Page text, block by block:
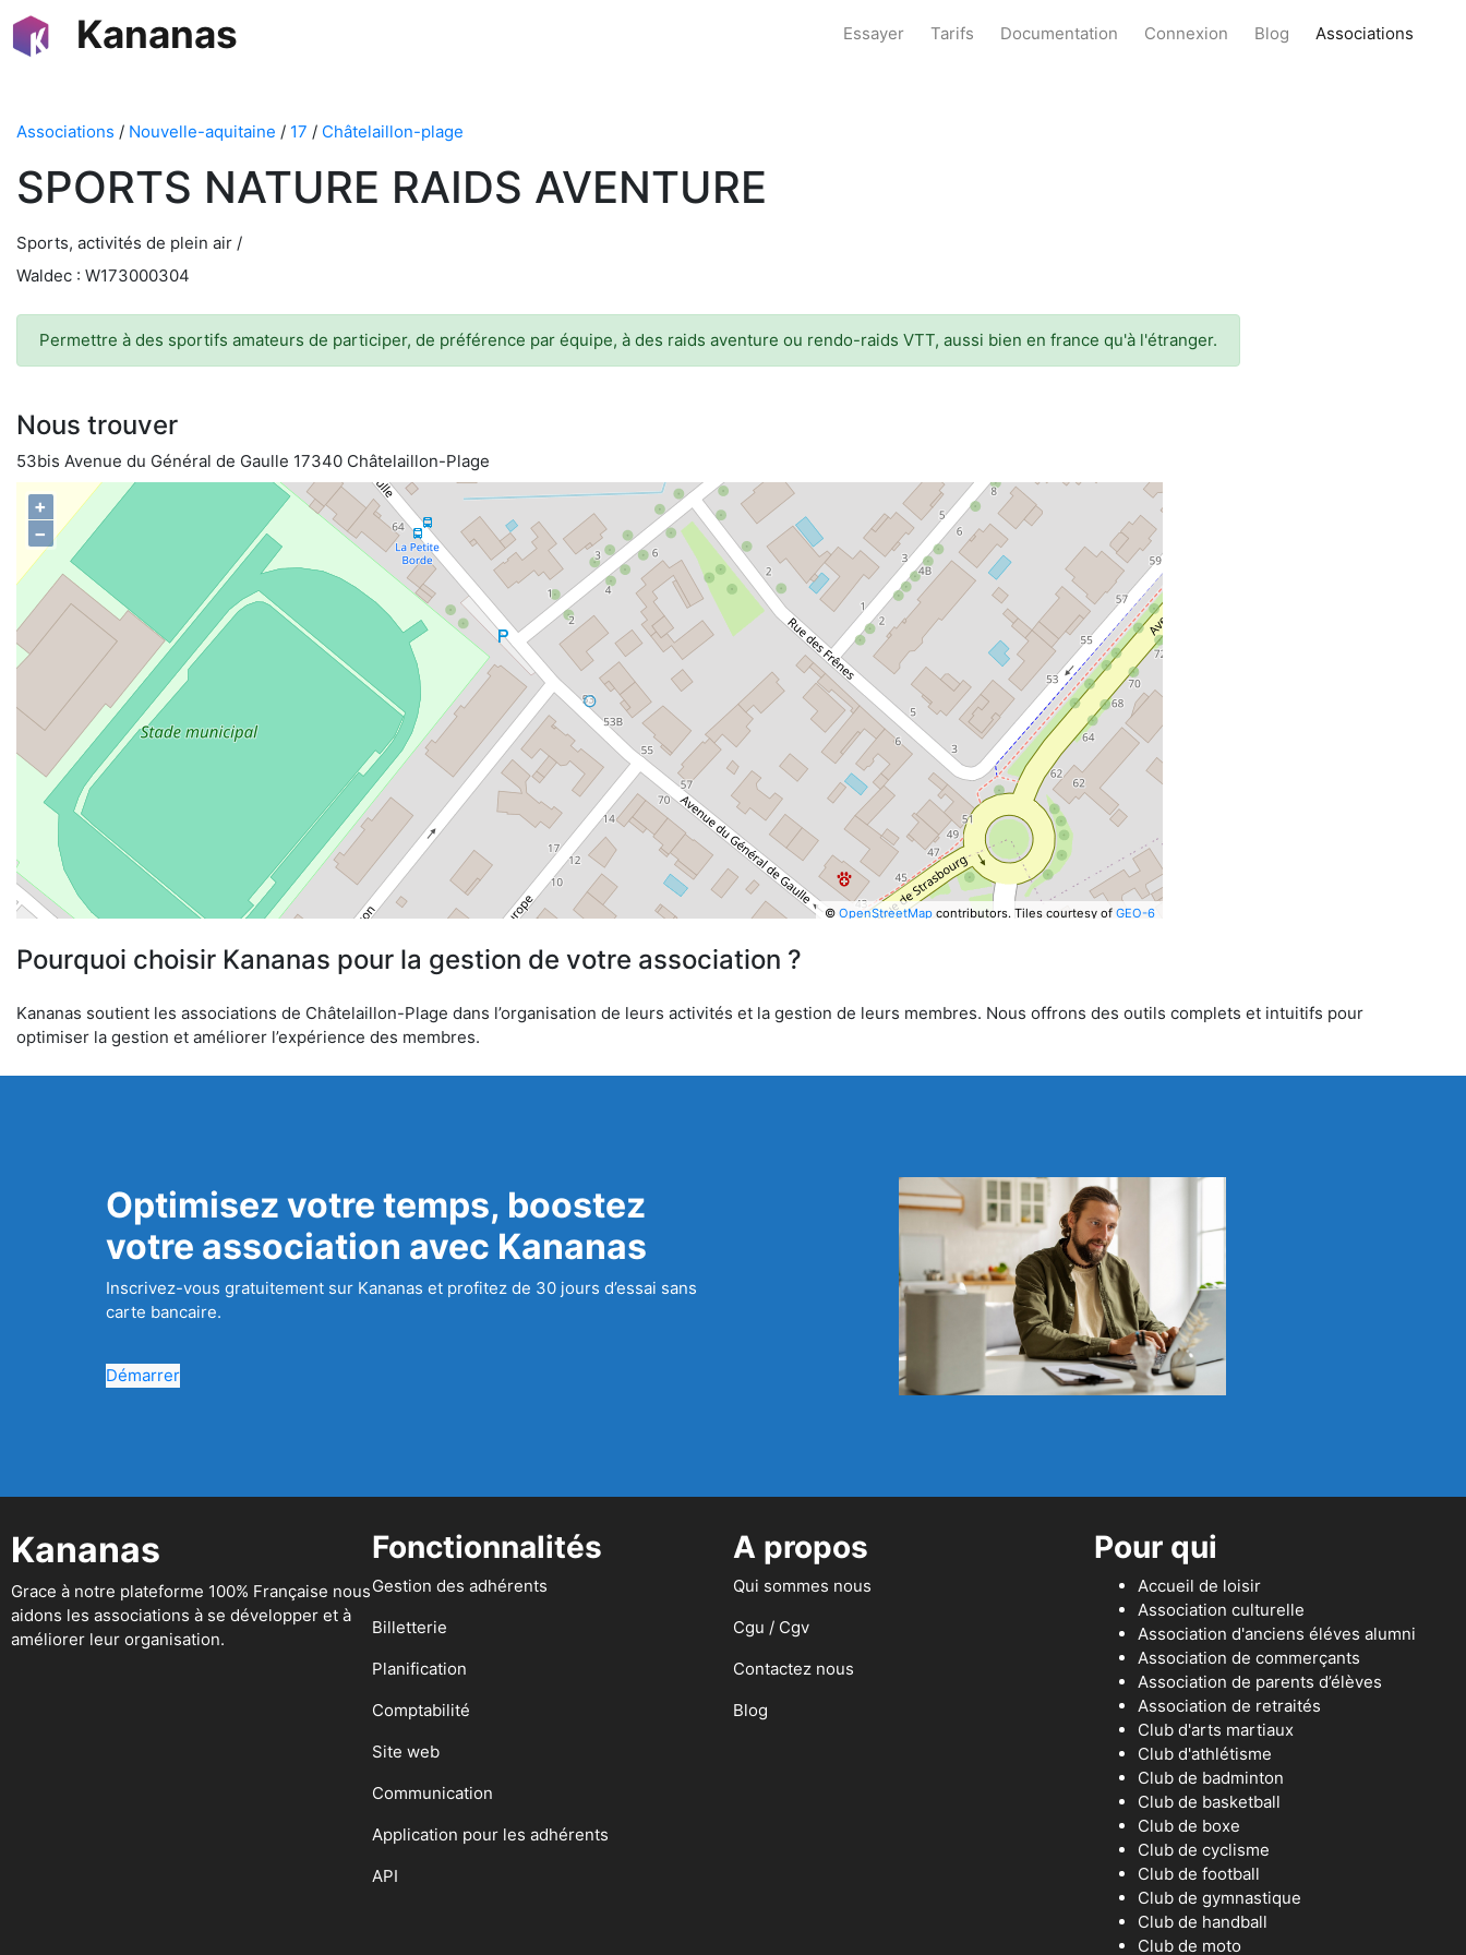
Kananas Essayer Tarifs Documentation Connexion Blog Associations
Associations / Nouvelle-aquitaine / 17 / Châtelaillon-plage
SPORTS NATURE RAIDS AVENTURE
Sports, activités de plein air /
Waldec : W173000304
Permettre à des sportifs amateurs de participer, de préférence par équipe, à des raids aventure ou rendo-raids VTT, aussi bien en france qu'à l'étranger.
Nous trouver
53bis Avenue du Général de Gaulle 17340 Châtelaillon-Plage
+
−
© OpenStreetMapcontributors. Tiles courtesy of GEO-6
Pourquoi choisir Kananas pour la gestion de votre association ?
Kananas soutient les associations de Châtelaillon-Plage dans l’organisation de leurs activités et la gestion de leurs membres. Nous offrons des outils complets et intuitifs pour
optimiser la gestion et améliorer l’expérience des membres.
Optimisez votre temps, boostez
votre association avec Kananas
Inscrivez-vous gratuitement sur Kananas et profitez de 30 jours d’essai sans
carte bancaire.
Démarrer
Kananas
Grace à notre plateforme 100% Française nous
aidons les associations à se développer et à
améliorer leur organisation.
Fonctionnalités
Gestion des adhérents
Billetterie
Planification
Comptabilité
Site web
Communication
Application pour les adhérents
API
A propos
Qui sommes nous
Cgu / Cgv
Contactez nous
Blog
Pour qui
Accueil de loisir
Association culturelle
Association d'anciens éléves alumni
Association de commerçants
Association de parents d’élèves
Association de retraités
Club d'arts martiaux
Club d'athlétisme
Club de badminton
Club de basketball
Club de boxe
Club de cyclisme
Club de football
Club de gymnastique
Club de handball
Club de moto